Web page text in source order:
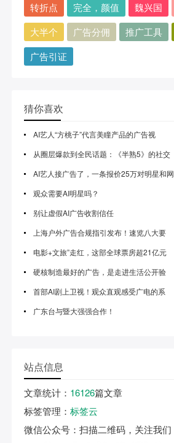
转折点
完全，颜值 魏兴国
大半个
广告分佣 推广工具
广告引证
猜你喜欢
AI艺人“方桃子”代言美瞳产品的广告视
从圈层爆款到全民话题：《半熟5》的社交
AI艺人接广告了，一条报价25万对明星和网
观众需要AI明星吗？
别让虚假AI广告收割信任
上海户外广告合规指引发布！速览八大要
电影+文旅”走红，这部全球票房超21亿元
硬核制造最好的广告，是走进生活公开验
首部AI剧上卫视！观众直观感受广电的系
广东台与暨大强强合作！
站点信息
文章统计 ： 16126篇文章
标签管理 ： 标签云
微信公众号 ：扫描二维码，关注我们